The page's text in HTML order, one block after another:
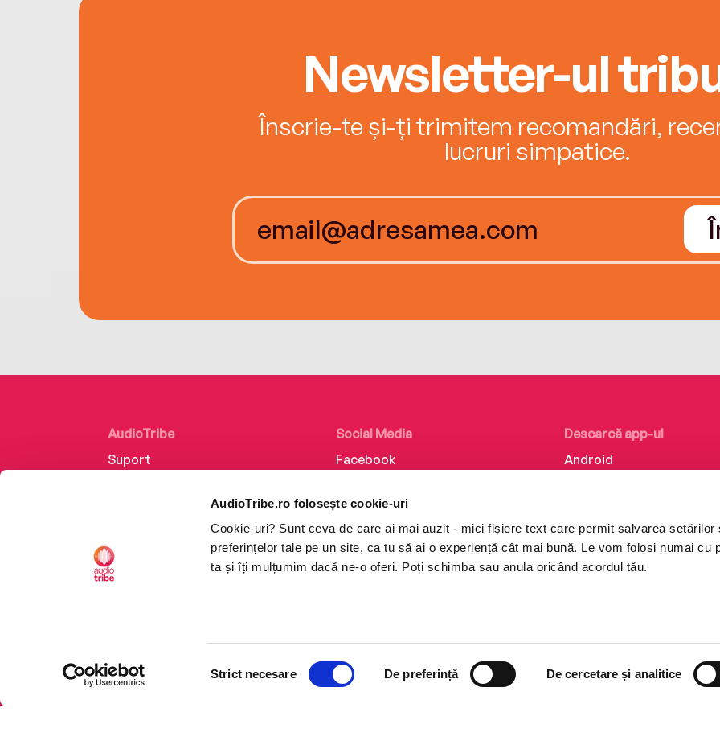
AudioTribe.ro folosește cookie-uri
Cookie-uri? Sunt ceva de care ai mai auzit - mici fișiere text care permit salvarea setărilor
preferințelor tale pe un site, ca tu să ai o experiență cât mai bună. Le vom folosi numai cu
ta și îți mulțumim dacă ne-o oferi. Poți schimba sau anula oricând acordul tău.
Strict necesare De preferință De cercetare și analitice
Newsletter-ul
Înscrie-te și-ți trimitem recomandări,
lucruri simpatice.
AudioTribe
Suport
Retragere din comandă
Social Media
Facebook
Instagram
TikTok
Descarcă app-ul
Android